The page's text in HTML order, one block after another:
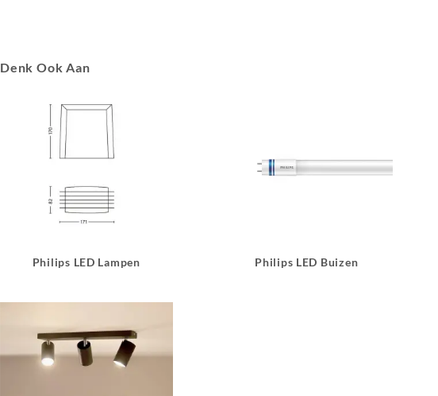
Denk Ook Aan
Philips LED Lampen Philips LED Buizen